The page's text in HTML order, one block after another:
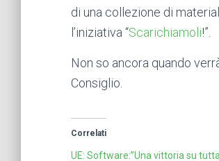
di una collezione di
l’iniziativa “Scarichiamoli!”.
Non so ancora quando
Consiglio.
Correlati
UE: Software:”Una vittoria su tutta